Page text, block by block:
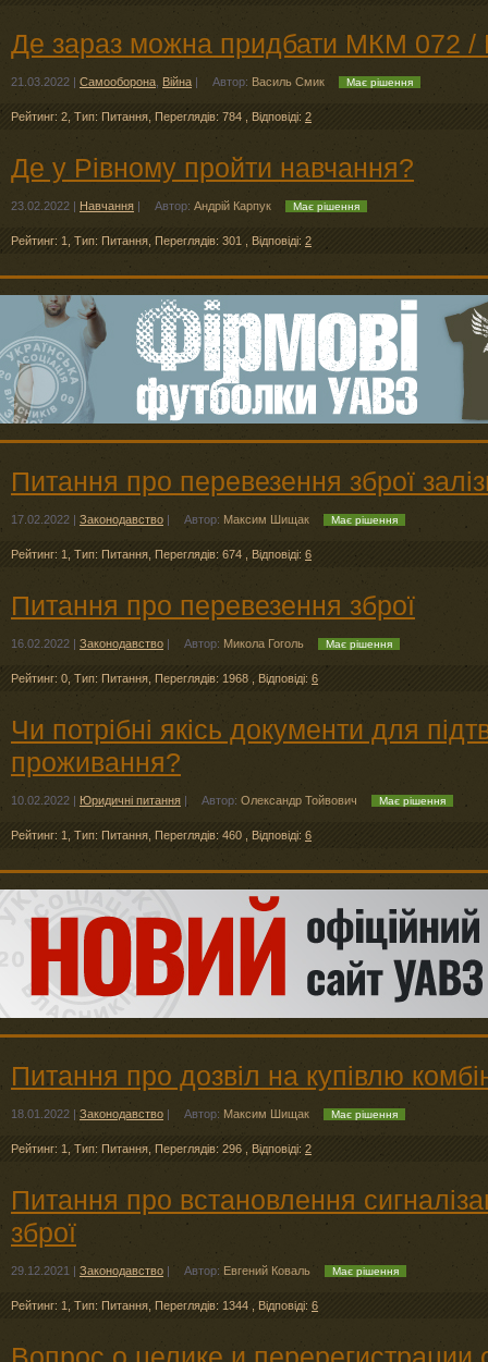
Де зараз можна придбати МКМ 072
21.03.2022 | Самооборона Війна | Автор: Василь Смик Має рішення
Рейтинг: 2 Тип: Питання Переглядів: 784 Відповіді: 2
Де у Рівному пройти навчання?
23.02.2022 | Навчання | Автор: Андрій Карпук Має рішення
Рейтинг: 1 Тип: Питання Переглядів: 301 Відповіді: 2
Питання про перевезення зброї
17.02.2022 | Законодавство | Автор: Максим Шищак Має рішення
Рейтинг: 1 Тип: Питання Переглядів: 674 Відповіді: 6
Питання про перевезення зброї
16.02.2022 | Законодавство | Автор: Микола Гоголь Має рішення
Рейтинг: 0 Тип: Питання Переглядів: 1968 Відповіді: 6
Чи потрібні якісь документи для
проживання?
10.02.2022 | Юридичні питання | Автор: Олександр Тойвович Має рішення
Рейтинг: 1 Тип: Питання Переглядів: 460 Відповіді: 6
Питання про дозвіл на купівлю
18.01.2022 |Законодавство | Автор: Максим Шищак Має рішення
Рейтинг: 1 Тип: Питання Переглядів: 296 Відповіді: 2
Питання про встановлення
зброї
29.12.2021 | Законодавство | Автор: Евгений Коваль Має рішення
Рейтинг: 1 Тип: Питання Переглядів: 1344 Відповіді: 6